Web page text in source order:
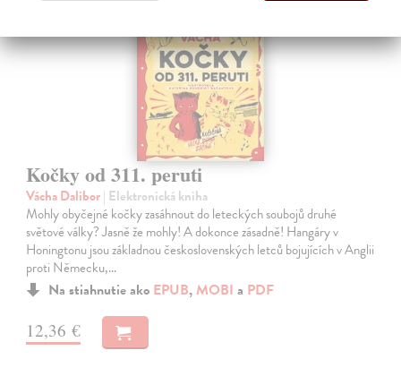
Kočky od 311. peruti
Vácha Dalibor| Elektronická kniha
Mohly obyčejné kočky zasáhnout do leteckých soubojů druhé
světové války? Jasně že mohly! A dokonce zásadně! Hangáry v
Honingtonu jsou základnou československých letců bojujících v Anglii
proti Německu,…
Na stiahnutie ako EPUB, MOBI a PDF
12,36 €